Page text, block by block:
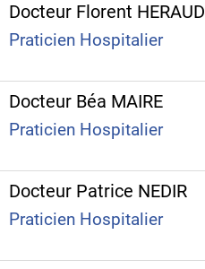
Docteur Florent HERAUD
Praticien Hospitalier
Docteur Béa MAIRE
Praticien Hospitalier
Docteur Patrice NEDIR
Praticien Hospitalier